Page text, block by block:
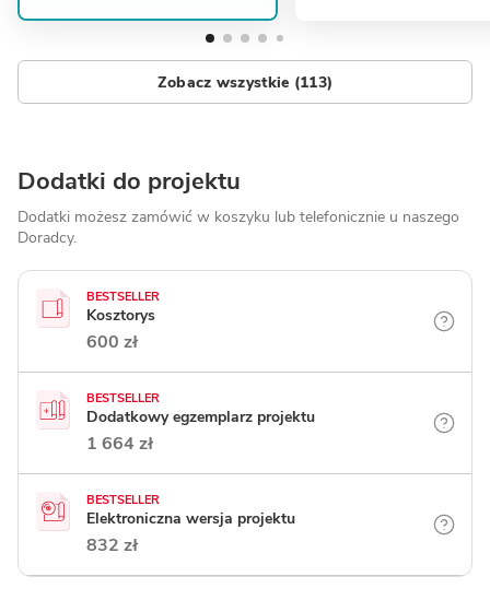
Zobacz wszystkie (113)
Dodatki do projektu
Dodatki możesz zamówić w koszyku lub telefonicznie u naszego
Doradcy.
BESTSELLER
Kosztorys
600 zł
BESTSELLER
Dodatkowy egzemplarz projektu
1 664 zł
BESTSELLER
Elektroniczna wersja projektu
832 zł